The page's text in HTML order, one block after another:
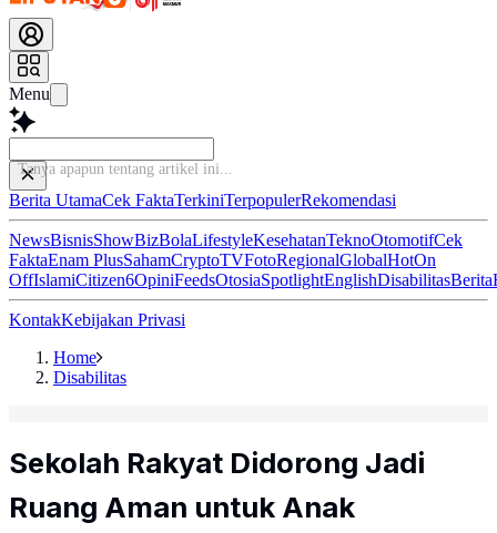
Menu
Tanya apapun tentang art
Berita UtamaCek FaktaTerkiniTerpopulerRekomendasi
NewsBisnisShowBizBolaLifestyleKesehatanTeknoOtomotifCek
FaktaEnam PlusSahamCryptoTVFotoRegionalGlobalHotOn
OffIslamiCitizen6OpiniFeedsOtosiaSpotlightEnglishDisabilitasBerita
KontakKebijakan Privasi
Home
Disabilitas
Sekolah Rakyat Didorong Jadi
Ruang Aman untuk Anak